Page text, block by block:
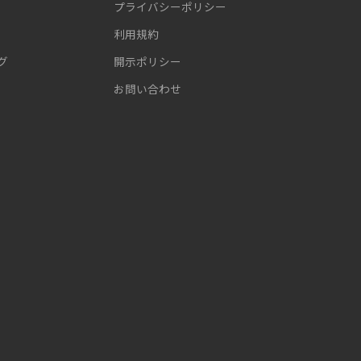
プライバシーポリシー
利用規約
開示ポリシー
お問い合わせ